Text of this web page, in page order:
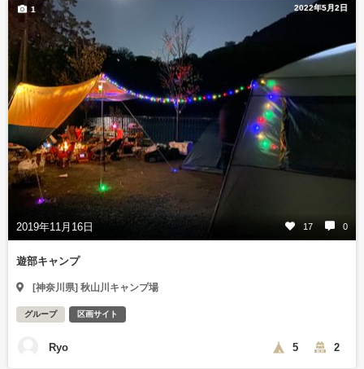
2022年5月2日
2019年11月16日 17 0
1
遊部キャンプ
[神奈川県] 秋山川キャンプ場
グループ 区画サイト
Ryo 5 2